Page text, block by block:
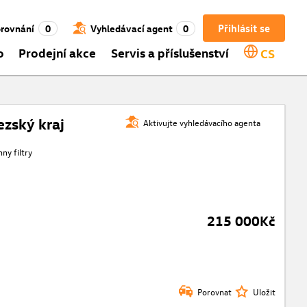
Přihlásit se
0 Vyhledávací agent 0
Prodejní akce Servis a příslušenství CS
Aktivujte vyhledávacího agenta
kraj
filtry
215 000Kč
Porovnat Uložit